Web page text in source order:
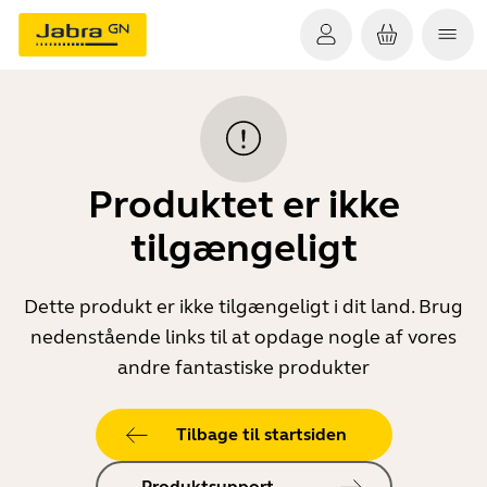
Produktet er ikke
tilgængeligt
Dette produkt er ikke tilgængeligt i dit land. Brug
nedenstående links til at opdage nogle af vores
andre fantastiske produkter
Tilbage til startsiden